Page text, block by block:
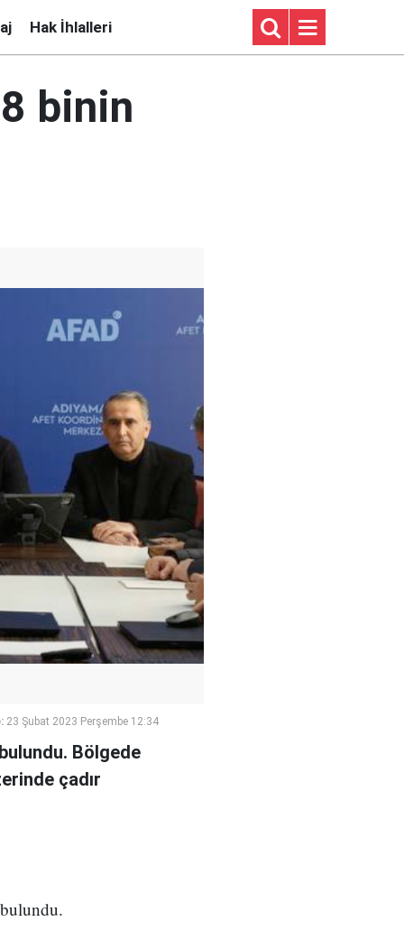
Hak İhlalleri
binin
23 Şubat 2023 Perşembe 12:34
Bölgede
çadır